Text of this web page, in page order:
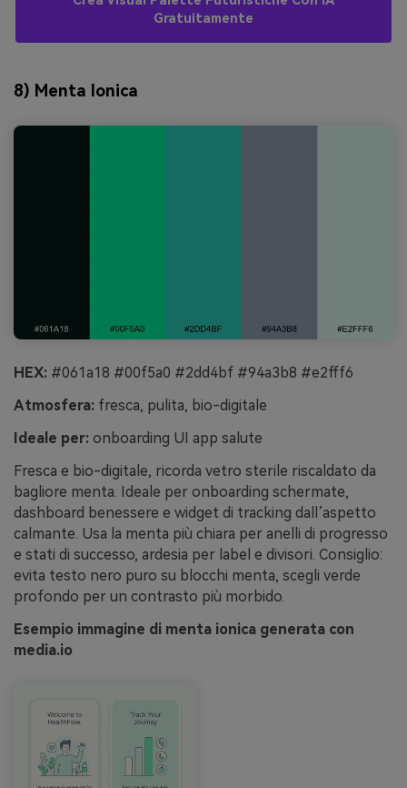
Gratuitamente
8) Menta Ionica
HEX: #061a18 #00f5a0 #2dd4bf #94a3b8 #e2fff6
Atmosfera: fresca, pulita, bio-digitale
Ideale per: onboarding UI app salute
Fresca e bio-digitale, ricorda vetro sterile riscaldato da
bagliore menta. Ideale per onboarding schermate,
dashboard benessere e widget di tracking dall’aspetto
calmante. Usa la menta più chiara per anelli di progresso
e stati di successo, ardesia per label e divisori. Consiglio:
evita testo nero puro su blocchi menta, scegli verde
profondo per un contrasto più morbido.
Esempio immagine di menta ionica generata con
media.io